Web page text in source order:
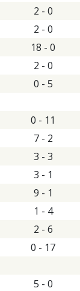
2 - 0
2 - 0
18 - 0
2 - 0
0 - 5
0 - 11
7 - 2
3 - 3
3 - 1
9 - 1
1 - 4
2 - 6
0 - 17
5 - 0